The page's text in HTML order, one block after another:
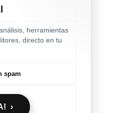
herramientas
directo en tu
spam
›